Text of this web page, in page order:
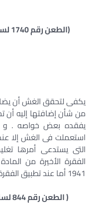
(الطعن رقم 1740 لسنة 20 ق ، جلسة 1951/1/16 )
يكفى لتحقق الغش أن
من شأن إضافتها إليه أن
يفقده بعض خواصه . و لا
استعملت فى الغش إلا
التى يستدعى أمرها
1941 أما عند تطبيق الفقرة الأولى من تلك المادة فلا يلزم .
( الطعن رقم 844 لسنة 21 ق ، جلسة 1951/10/8 )